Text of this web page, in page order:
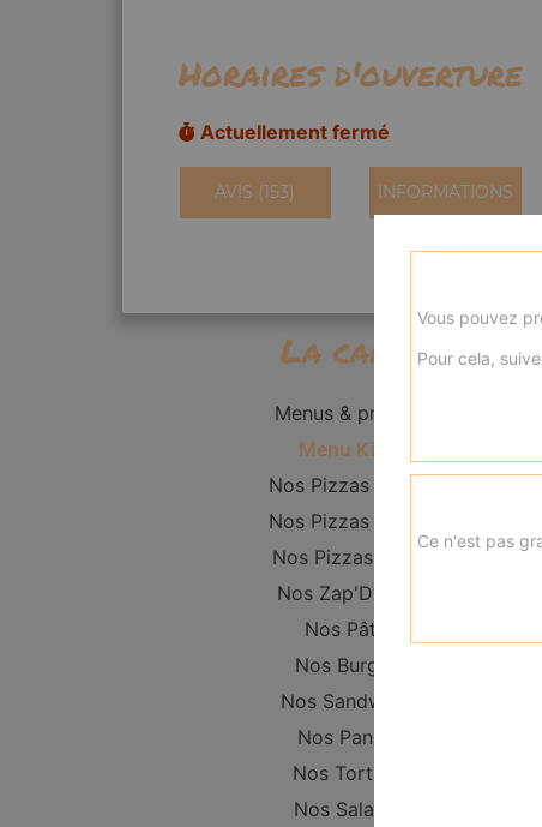
Horaires d'ouverture
Actuellement fermé
AVIS (153) INFORMATIONS
La carte
Menus & promos
Menu Kid's
Nos Pizzas Junior
Nos Pizzas Senior
Nos Pizzas Méga
Nos Zap'Dwichs
Nos Pâtes
Nos Burgers
Nos Sandwichs
Nos Paninis
Nos Tortillas
Nos Salades
Vous pouvez
Pour cela,
Ce n'est pas